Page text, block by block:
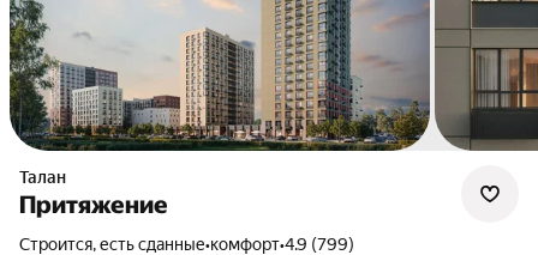
Талан
Притяжение
Строится, есть сданные•комфорт•4.9 (799)